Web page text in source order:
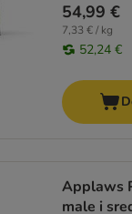
54,99 €
7,33 € / kg
52,24 €
Applaws
male i